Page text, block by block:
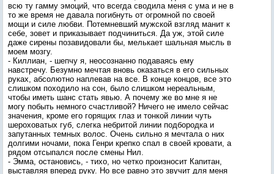
всю ту гамму эмоций, что всегда сводила меня с ума и не в
то же время не давала погибнуть от огромной по своей
мощи и силе любви. Потемневший мужской взгляд манит к
себе, зовет и приказывает подчиниться. Да уж, этой силе
даже сирены позавидовали бы, мелькает шальная мысль в
моем мозгу.
- Киллиан, - шепчу я, неосознанно подаваясь ему
навстречу. Безумно мечтая вновь оказаться в его сильных
руках, абсолютно наплевав на все. В конце концов, все это
слишком походило на сон, было слишком нереальным,
чтобы иметь шанс стать явью. А почему же во мне я не
могу побыть немного счастливой? Ничего не имело сейчас
значения, кроме его горящих глаз и тонкой линии чуть
шероховатых губ, слегка небритой линии подбородка и
запутанных темных волос. Очень сильно я мечтала о них
долгими ночами, пока Генри крепко спал в своей кровати, а
рядом отсыпался после смены Нил.
- Эмма, остановись, - тихо, но четко произносит Капитан,
выставляя вперед руку. Но все равно это звучит для меня